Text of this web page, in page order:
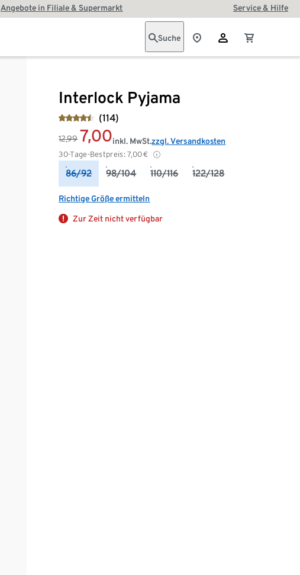
Angebote in Filiale & Supermarkt Service & Hilfe
Suche
Interlock Pyjama
(114)
12,99 7,00
30-Tage-Bestpreis: 7,00€
inkl. MwSt.zzgl. Versandkosten
86/92 98/104 110/116 122/128
Richtige Größe ermitteln
Zur Zeit nicht verfügbar